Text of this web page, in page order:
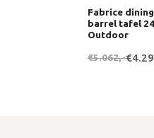
Fabrice
barrel tafel
Outdoor
€5.062,-